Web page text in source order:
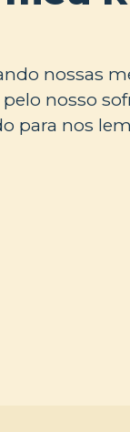
nossas
nosso
para nos